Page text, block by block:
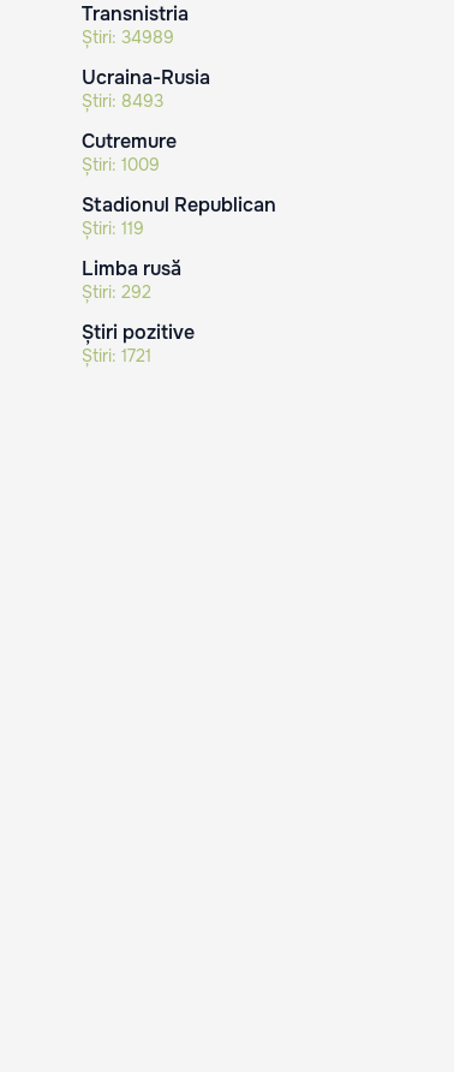
Transnistria
Știri: 34989
Ucraina-Rusia
Știri: 8493
Cutremure
Știri: 1009
Stadionul Republican
Știri: 119
Limba rusă
Știri: 292
Știri pozitive
Știri: 1721